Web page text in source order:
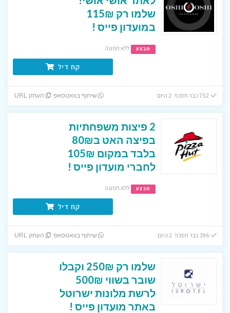
שלמו רק 115₪
במועדון פייס !
מבצע ללא תפוגה
קח דיל
שיתוף בוואטסאפ העתק URL
2 פיצות משפחתיות
בפיצה האט ב80₪
בלבד במקום 105₪
לחברי מועדון פייס !
מבצע ללא תפוגה
קח דיל
396 כבר חסכו! 2 היום שיתוף בוואטסאפ העתק URL
שלמו רק 250₪ וקבלו
שובר בשווי 500₪
לרשת מלונות ישרוטל
באתר מועדון פייס !